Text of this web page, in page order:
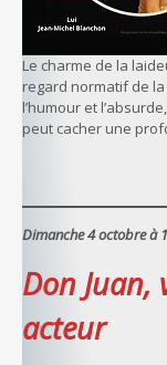
Le charme de la
regard normatif de
l’humour et
peut cacher une
Dimanche 4 octobre à
Don
acteur